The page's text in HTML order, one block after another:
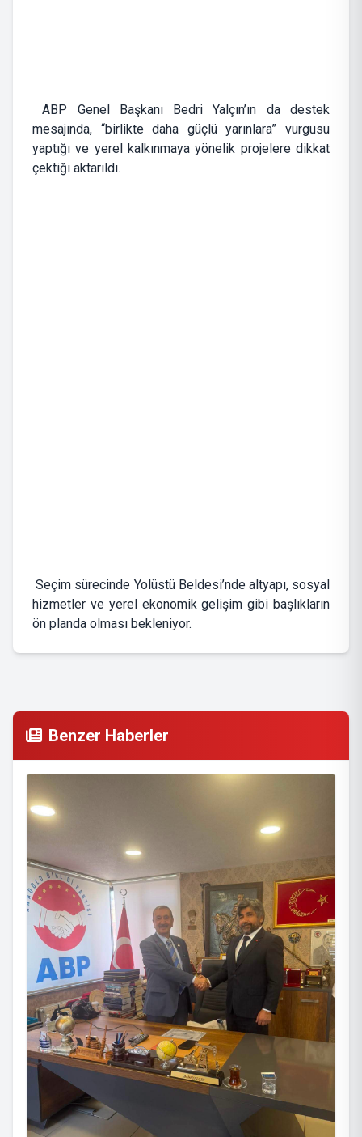
ABP Genel Başkanı Bedri Yalçın’ın da destek
mesajında, “birlikte daha güçlü yarınlara” vurgusu
yaptığı ve yerel kalkınmaya yönelik projelere dikkat
çektiği aktarıldı.
Seçim sürecinde Yolüstü Beldesi’nde altyapı, sosyal
hizmetler ve yerel ekonomik gelişim gibi başlıkların
ön planda olması bekleniyor.
Benzer Haberler